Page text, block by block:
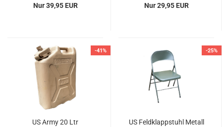
Nur 39,95 EUR Nur 29,95 EUR
-41%
US Army 20 Ltr
-25%
US Feldklappstuhl Metall